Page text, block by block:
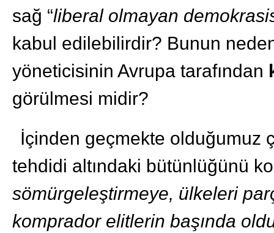
sağ “liberal olmayan
kabul edilebilirdir? Bunun
yöneticisinin Avrupa tarafından
görülmesi midir?
İçinden geçmekte olduğumuz
tehdidi altındaki bütünlüğünü
sömürgeleştirmeye, ülkeleri
komprador elitlerin başında